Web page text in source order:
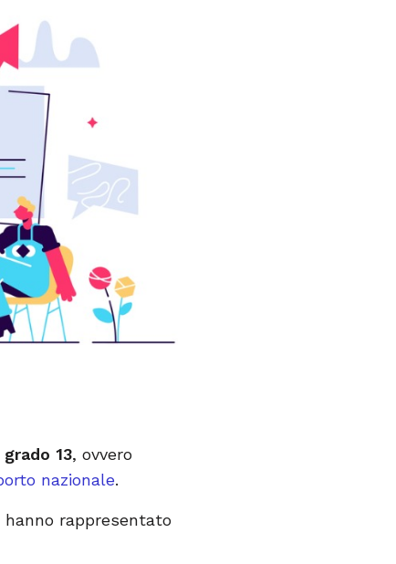
grado 13, ovvero
nazionale.
rappresentato